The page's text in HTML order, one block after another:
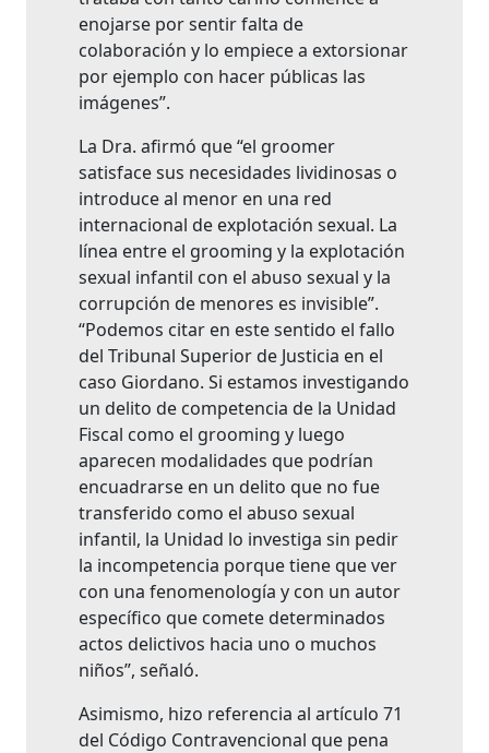
enojarse por sentir falta de
colaboración y lo empiece a extorsionar
por ejemplo con hacer públicas las
imágenes”.
La Dra. afirmó que “el groomer
satisface sus necesidades lividinosas o
introduce al menor en una red
internacional de explotación sexual. La
línea entre el grooming y la explotación
sexual infantil con el abuso sexual y la
corrupción de menores es invisible”.
“Podemos citar en este sentido el fallo
del Tribunal Superior de Justicia en el
caso Giordano. Si estamos investigando
un delito de competencia de la Unidad
Fiscal como el grooming y luego
aparecen modalidades que podrían
encuadrarse en un delito que no fue
transferido como el abuso sexual
infantil, la Unidad lo investiga sin pedir
la incompetencia porque tiene que ver
con una fenomenología y con un autor
específico que comete determinados
actos delictivos hacia uno o muchos
niños”, señaló.
Asimismo, hizo referencia al artículo 71
del Código Contravencional que pena